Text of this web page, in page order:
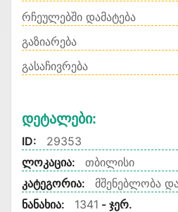
რჩეულებში დამატება
გაზიარება
გასაჩივრება
Დეტალები:
ID:
29353
ლოკაცია:
თბილისი
კატეგორია:
მშენებლობა
ნანახია:
1341 - ჯერ.